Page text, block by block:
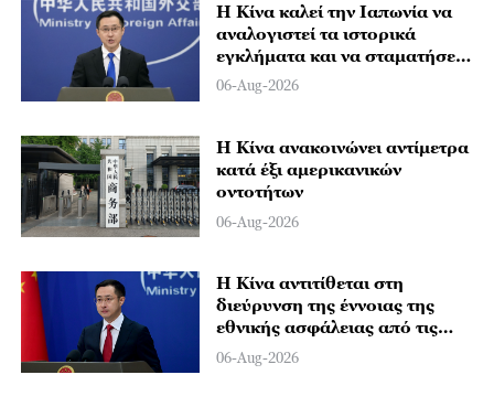
Η Κίνα καλεί την Ιαπωνία να
αναλογιστεί τα ιστορικά
εγκλήματα και να σταματήσει
να δικαιολογεί τη στρατιωτική
επέκταση
06-Aug-2026
Η Κίνα ανακοινώνει αντίμετρα
κατά έξι αμερικανικών
οντοτήτων
06-Aug-2026
Η Κίνα αντιτίθεται στη
διεύρυνση της έννοιας της
εθνικής ασφάλειας από τις
ΗΠΑ, σύμφωνα με το
Υπουργείο Εξωτερικών
06-Aug-2026